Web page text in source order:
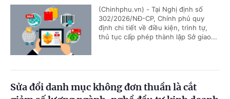
(Chinhphu.vn) - Tại Nghị định số
302/2026/NĐ-CP, Chính phủ quy
định chi tiết về điều kiện, trình tự,
thủ tục cấp phép thành lập Sở giao...
Sửa đổi danh mục không đơn thuần là cắt